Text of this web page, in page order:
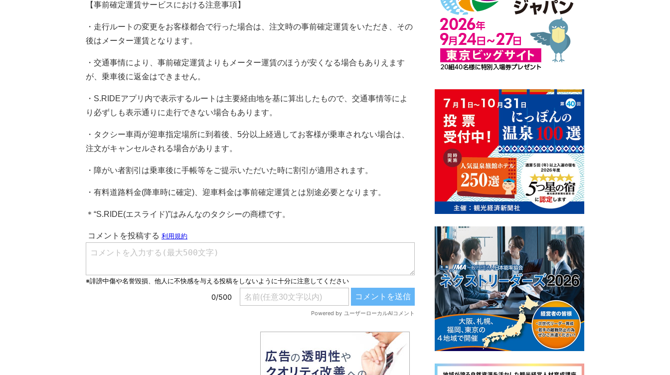
【事前確定運賃サービスにおける注意事項】
・走行ルートの変更をお客様都合で行った場合は、注文時の事前確定運賃をいただき、その
後はメーター運賃となります。
・交通事情により、事前確定運賃よりもメーター運賃のほうが安くなる場合もありえます
が、乗車後に返金はできません。
・S.RIDEアプリ内で表示するルートは主要経由地を基に算出したもので、交通事情等によ
り必ずしも表示通りに走行できない場合もあります。
・タクシー車両が迎車指定場所に到着後、5分以上経過してお客様が乗車されない場合は、
注文がキャンセルされる場合があります。
・障がい者割引は乗車後に手帳等をご提示いただいた時に割引が適用されます。
・有料道路料金(降車時に確定)、迎車料金は事前確定運賃とは別途必要となります。
＊“S.RIDE(エスライド)”はみんなのタクシーの商標です。